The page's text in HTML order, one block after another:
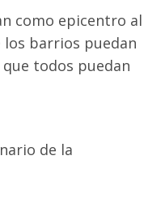
como epicentro al
barrios puedan
todos puedan
de la